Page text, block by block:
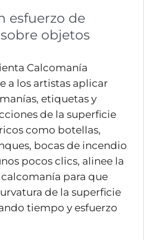
esfuerzo de
objetos
Calcomanía
a los artistas aplicar
etiquetas y
de la superficie
como botellas,
bocas de incendio
pocos clics, alinee la
para que
de la superficie
tiempo y esfuerzo